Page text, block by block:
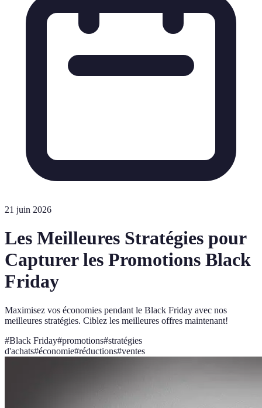
21 juin 2026
Les Meilleures Stratégies pour
Capturer les Promotions Black
Friday
Maximisez vos économies pendant le Black Friday avec nos
meilleures stratégies. Ciblez les meilleures offres maintenant!
#Black Friday#promotions#stratégies
d'achats#économie#réductions#ventes